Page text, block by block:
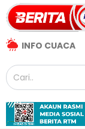
INFO CUACA